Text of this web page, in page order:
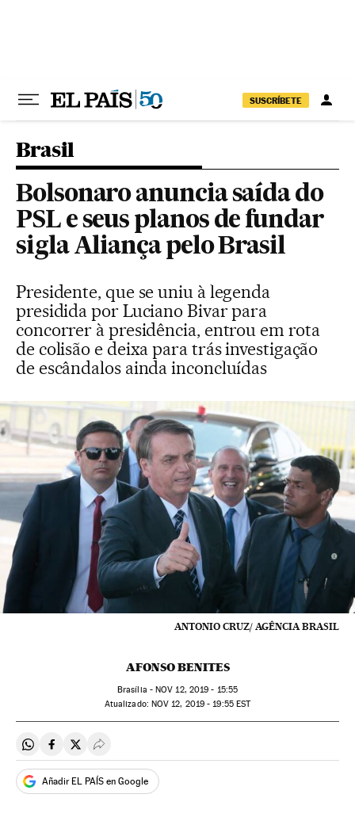
SUSCRÍBETE
Brasil
Bolsonaro anuncia saída do
PSL e seus planos de fundar
sigla Aliança pelo Brasil
Presidente, que se uniu à legenda
presidida por Luciano Bivar para
concorrer à presidência, entrou em rota
de colisão e deixa para trás investigação
de escândalos ainda inconcluídas
ANTONIO CRUZ/ AGÊNCIA BRASIL
AFONSO BENITES
Brasília - NOV 12, 2019 - 15:55
atualizado: NOV 12, 2019 - 19:55EST
Compartir en Whatsapp
Compartir en Facebook
Compartir en Twitter
Desplegar Redes Sociales
Añadir EL PAÍS en Google